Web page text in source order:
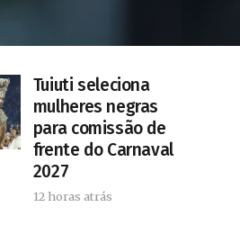
Tuiuti seleciona
mulheres negras
para comissão de
frente do Carnaval
2027
12 horas atrás